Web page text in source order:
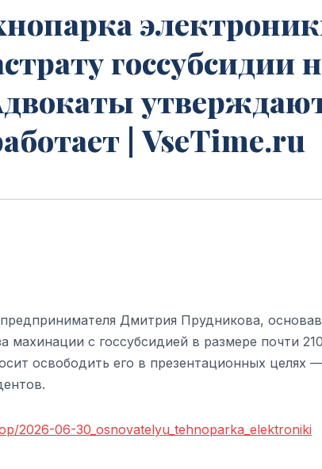
госсубсидии
| VseTime.ru
Дмитрия Прудникова,
махинации с госсубсидией в размере почти
освободить его в презентационных целях
2026-06-30_osnovatelyu_tehnoparka_elektroniki